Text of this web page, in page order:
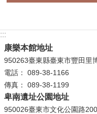
民
服
務
性
別
平
:::
康樂本館地址
950263臺東縣臺東市豐田里
電話： 089-38-1166
傳真： 089-38-1199
卑南遺址公園地址
950026臺東市文化公園路